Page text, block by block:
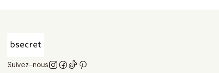
Suivez-nous